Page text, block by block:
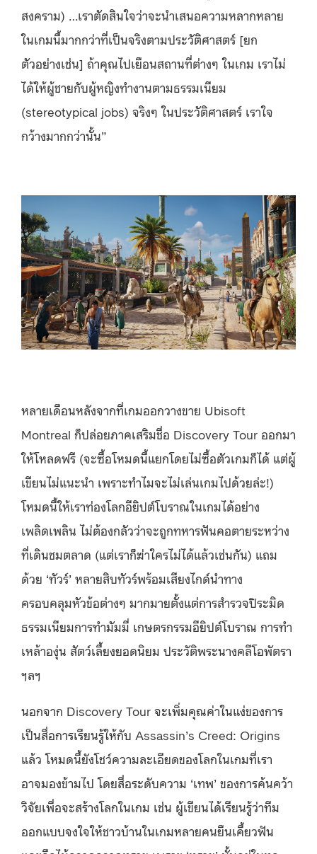
สงคราม) …เราตัดสินใจว่าจะนำเสนอความหลากหลาย
ในเกมนี้มากกว่าที่เป็นจริงตามประวัติศาสตร์ [ยก
ตัวอย่างเช่น] ถ้าคุณไปเยือนสถานที่ต่างๆ ในเกม เราไม่
ได้ให้ผู้ชายกับผู้หญิงทำงานตามธรรมเนียม
(stereotypical jobs) จริงๆ ในประวัติศาสตร์ เราใจ
กว้างมากกว่านั้น”
หลายเดือนหลังจากที่เกมออกวางขาย Ubisoft
Montreal ก็ปล่อยภาคเสริมชื่อ Discovery Tour ออกมา
ให้โหลดฟรี (จะซื้อโหมดนี้แยกโดยไม่ซื้อตัวเกมก็ได้ แต่ผู้
เขียนไม่แนะนำ เพราะทำไมจะไม่เล่นเกมไปด้วยล่ะ!)
โหมดนี้ให้เราท่องโลกอียิปต์โบราณในเกมได้อย่าง
เพลิดเพลิน ไม่ต้องกลัวว่าจะถูกทหารฟันคอตายระหว่าง
ที่เดินชมตลาด (แต่เราก็ฆ่าใครไม่ได้แล้วเช่นกัน) แถม
ด้วย ‘ทัวร์’ หลายสิบทัวร์พร้อมเสียงไกด์นำทาง
ครอบคลุมหัวข้อต่างๆ มากมายตั้งแต่การสำรวจปิระมิด
ธรรมเนียมการทำมัมมี่ เกษตรกรรมอียิปต์โบราณ การทำ
เหล้าองุ่น สัตว์เลี้ยงยอดนิยม ประวัติพระนางคลีโอพัตรา
ฯลฯ
นอกจาก Discovery Tour จะเพิ่มคุณค่าในแง่ของการ
เป็นสื่อการเรียนรู้ให้กับ Assassin’s Creed: Origins
แล้ว โหมดนี้ยังโชว์ความละเอียดของโลกในเกมที่เรา
อาจมองข้ามไป โดยสื่อระดับความ ‘เทพ’ ของการค้นคว้า
วิจัยเพื่อจะสร้างโลกในเกม เช่น ผู้เขียนได้เรียนรู้ว่าทีม
ออกแบบจงใจให้ชาวบ้านในเกมหลายคนยืนเคี้ยวฟัน